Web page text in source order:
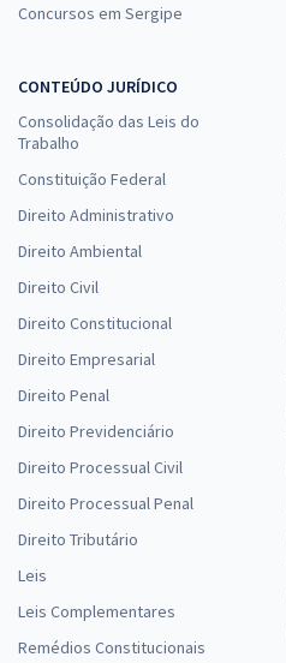
Concursos em Sergipe
CONTEÚDO JURÍDICO
Consolidação das Leis do
Trabalho
Constituição Federal
Direito Administrativo
Direito Ambiental
Direito Civil
Direito Constitucional
Direito Empresarial
Direito Penal
Direito Previdenciário
Direito Processual Civil
Direito Processual Penal
Direito Tributário
Leis
Leis Complementares
Remédios Constitucionais